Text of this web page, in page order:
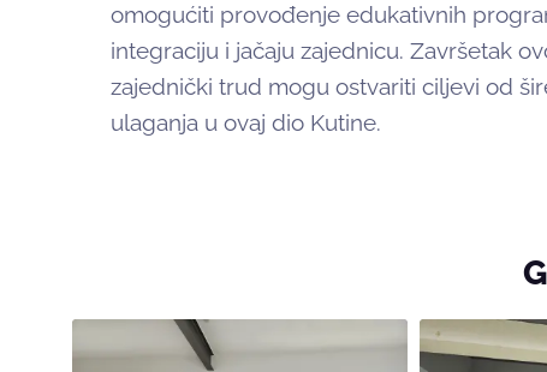
omogućiti provođenje edukativnih
integraciju i jačaju zajednicu. Završetak
zajednički trud mogu ostvariti ciljevi od
ulaganja u ovaj dio Kutine.